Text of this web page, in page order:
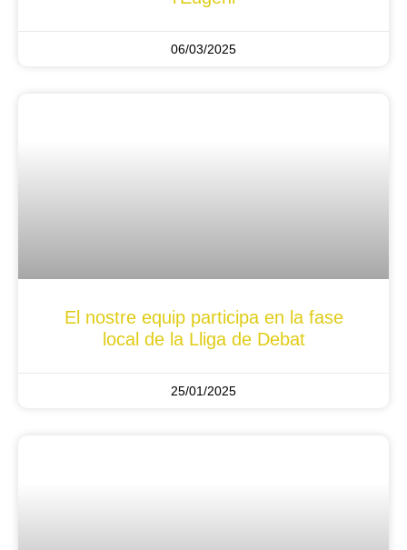
06/03/2025
El nostre equip participa en la fase
local de la Lliga de Debat
25/01/2025